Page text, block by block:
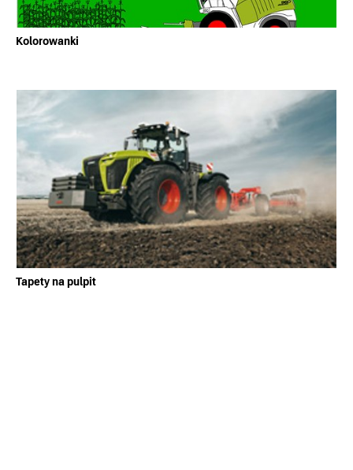
Kolorowanki
Tapety na pulpit